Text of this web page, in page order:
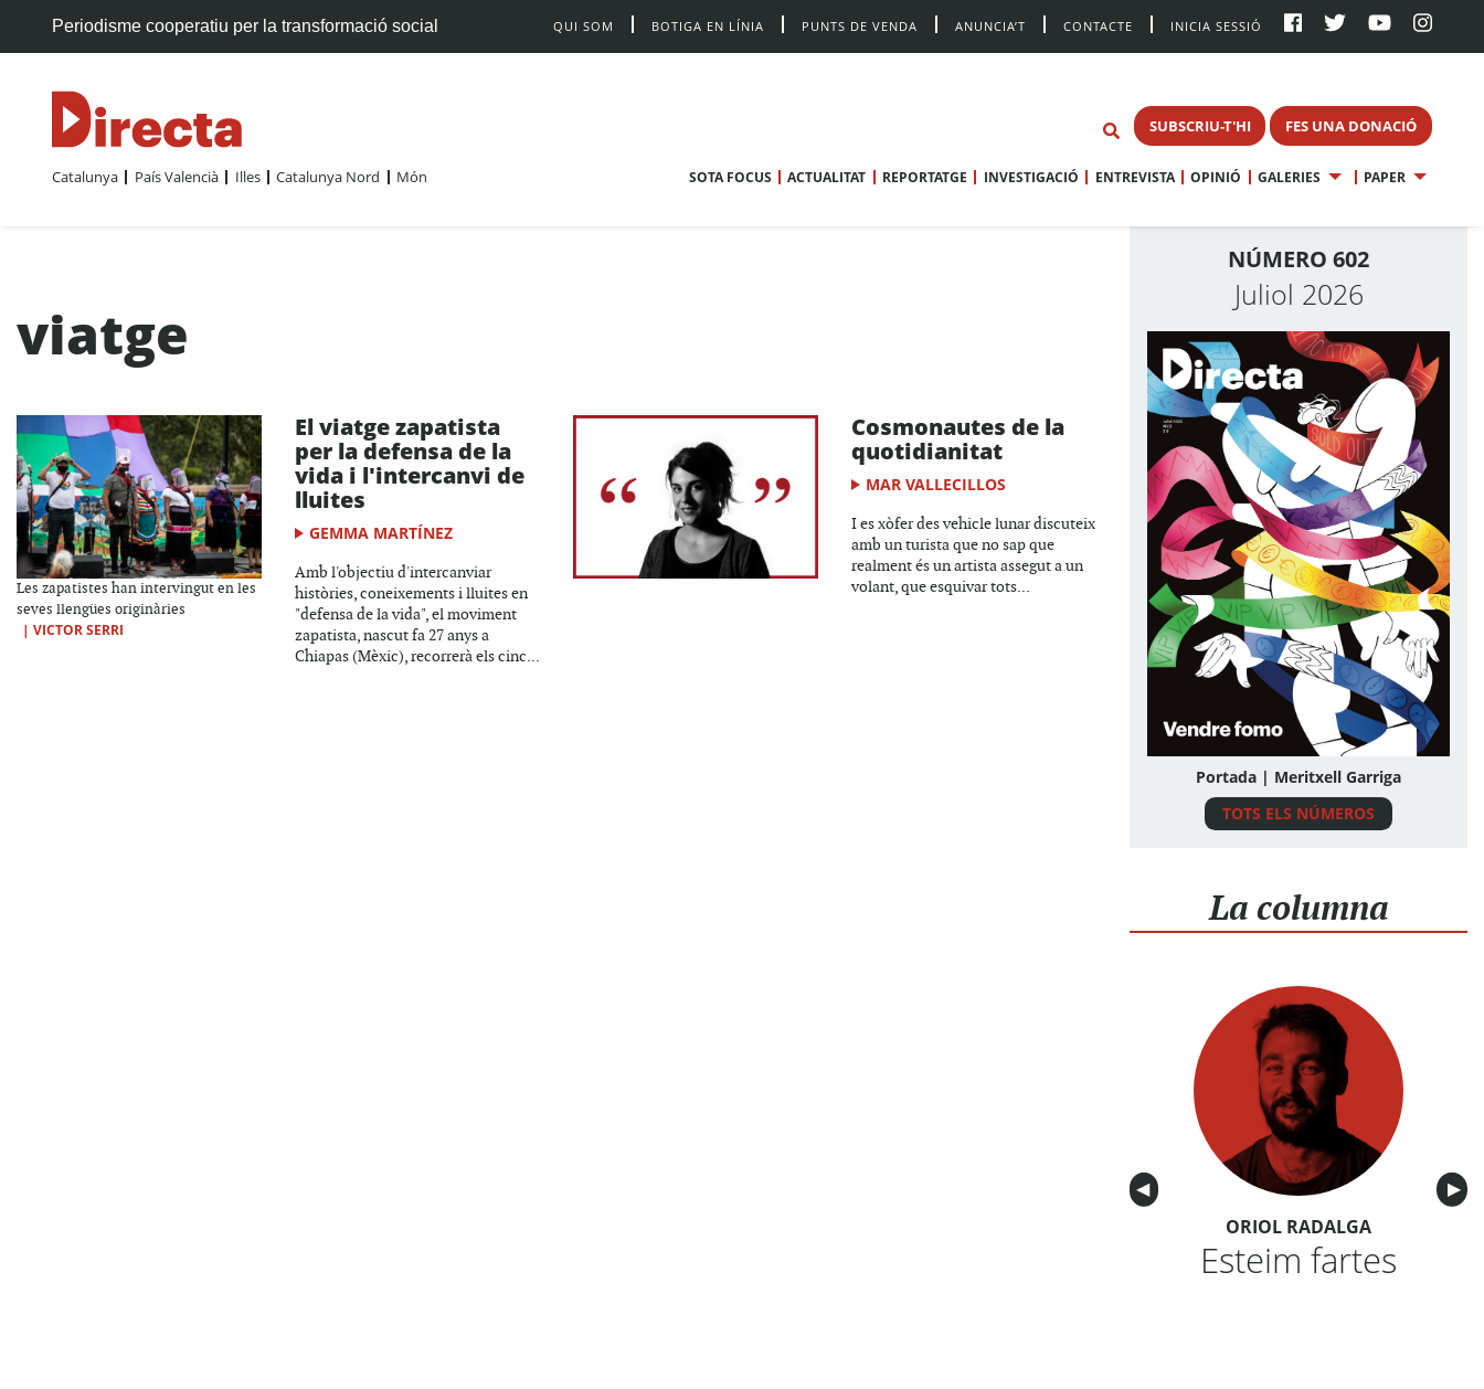
Periodisme cooperatiu per la transformació social QUI SOM BOTIGA EN LÍNIA PUNTS DE VENDA ANUNCIA’T CONTACTE INICIA SESSIÓ
SUBSCRIU-T'HI FES UNA DONACIÓ
Catalunya País Valencià Illes Catalunya Nord Món SOTA FOCUS ACTUALITAT REPORTATGE INVESTIGACIÓ ENTREVISTA OPINIÓ GALERIES PAPER
viatge
Les zapatistes han intervingut en les
seves llengües originàries
| VICTOR SERRI
El viatge zapatista
per la defensa de la
vida i l'intercanvi de
lluites
GEMMA MARTÍNEZ
Amb l'objectiu d'intercanviar
històries, coneixements i lluites en
"defensa de la vida", el moviment
zapatista, nascut fa 27 anys a
Chiapas (Mèxic), recorrerà els cinc...
Cosmonautes de la
quotidianitat
MAR VALLECILLOS
I es xòfer des vehicle lunar discuteix
amb un turista que no sap que
realment és un artista assegut a un
volant, que esquivar tots...
NÚMERO 602
Juliol 2026
Portada | Meritxell Garriga
TOTS ELS NÚMEROS
La columna
Anterior
◀︎ ▶︎
ORIOL RADALGA
Esteim fartes